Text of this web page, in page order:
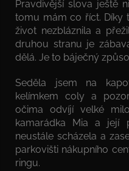
Pravdivější slova ještě
tomu mám co říct. Díky
život nezbláznila a
druhou stranu je
dělá. Je to báječný
Seděla jsem na
kelímkem coly a
očima odvíjí velké
kamarádka Mia a její
neustále scházela a
parkovišti nákupního
ringu.